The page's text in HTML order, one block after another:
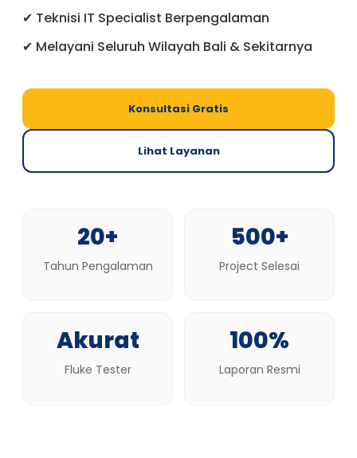
✔ Teknisi IT Specialist Berpengalaman
✔ Melayani Seluruh Wilayah Bali & Sekitarnya
Konsultasi Gratis
Lihat Layanan
20+
Tahun Pengalaman
500+
Project Selesai
Akurat
Fluke Tester
100%
Laporan Resmi